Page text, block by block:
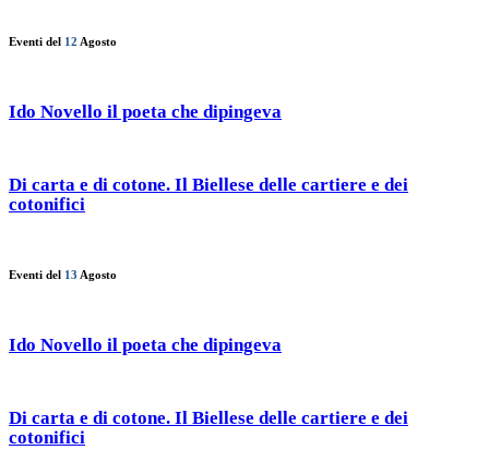
Eventi del 12 Agosto
Ido Novello il poeta che dipingeva
Di carta e di cotone. Il Biellese delle cartiere e dei
cotonifici
Eventi del 13 Agosto
Ido Novello il poeta che dipingeva
Di carta e di cotone. Il Biellese delle cartiere e dei
cotonifici